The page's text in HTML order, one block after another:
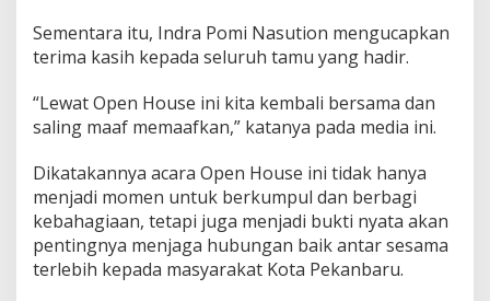
Sementara itu, Indra Pomi Nasution mengucapkan
terima kasih kepada seluruh tamu yang hadir.
“Lewat Open House ini kita kembali bersama dan
saling maaf memaafkan,” katanya pada media ini.
Dikatakannya acara Open House ini tidak hanya
menjadi momen untuk berkumpul dan berbagi
kebahagiaan, tetapi juga menjadi bukti nyata akan
pentingnya menjaga hubungan baik antar sesama
terlebih kepada masyarakat Kota Pekanbaru.